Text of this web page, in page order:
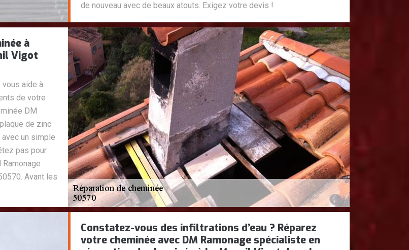
de nouveau avec de beaux atouts. Exigez votre devis !
à
Vigot
vous aide à
de votre
DM
de zinc
un simple
pas pour
Avant les
Constatez-vous des infiltrations d’eau ? Réparez
votre cheminée avec DM Ramonage spécialiste en